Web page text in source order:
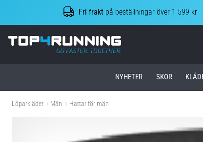
Fri frakt på beställningar över 1 599 kr
Top4Running.se
NYHETER SKOR
Löparkläder Män Hattar för män